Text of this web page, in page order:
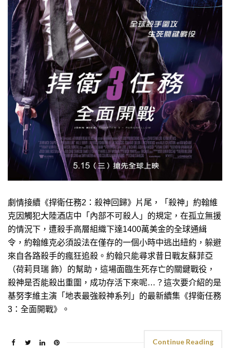
劇情接續《捍衛任務2：殺神回歸》片尾，「殺神」約翰維
克因觸犯大陸酒店中「內部不可殺人」的規定，在孤立無援
的情況下，遭殺手高層組織下達1400萬美金的全球通緝
令，約翰維克必須設法在僅存的一個小時中逃出紐約，躲避
來自各路殺手的瘋狂追殺。約翰只能尋求昔日戰友蘇菲亞
（荷莉貝瑞 飾）的幫助，這場面臨生死存亡的關鍵戰役，
殺神是否能殺出重圍，成功存活下來呢…？這次要介紹的是
基努李維主演「地表最強殺神系列」的最新續集《捍衛任務
3：全面開戰》。
Continue Reading